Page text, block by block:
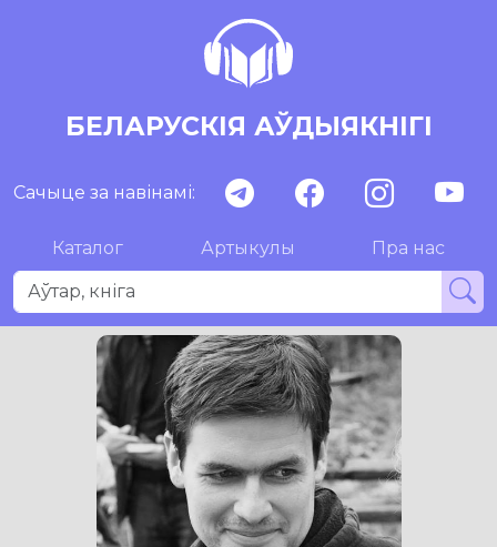
БЕЛАРУСКІЯ АЎДЫЯКНІГІ
Сачыце за навінамі:
Каталог Артыкулы Пра нас